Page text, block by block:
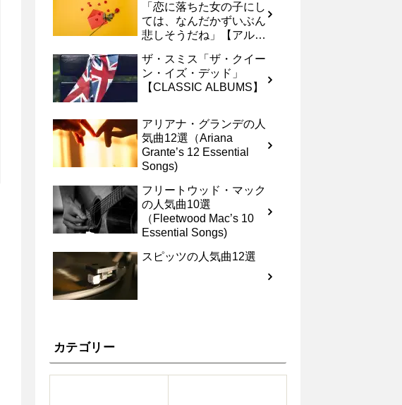
「恋に落ちた女の子にし
ては、なんだかずいぶん
悲しそうだね」【アルバ
ザ・スミス「ザ・クイー
ン・イズ・デッド」
【CLASSIC ALBUMS】
アリアナ・グランデの人
気曲12選（Ariana
Grante’s 12 Essential
Songs)
フリートウッド・マック
の人気曲10選
（Fleetwood Mac’s 10
Essential Songs)
スピッツの人気曲12選
カテゴリー